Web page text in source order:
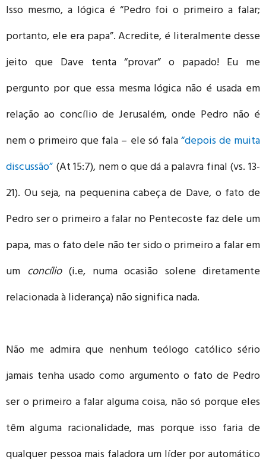
Isso mesmo, a lógica é “Pedro foi o primeiro a falar;
portanto, ele era papa”. Acredite, é literalmente desse
jeito que Dave tenta “provar” o papado! Eu me
pergunto por que essa mesma lógica não é usada em
relação ao concílio de Jerusalém, onde Pedro não é
nem o primeiro que fala – ele só fala“depois de muita
discussão”(At 15:7), nem o que dá a palavra final (vs. 13-
21). Ou seja, na pequenina cabeça de Dave, o fato de
Pedro ser o primeiro a falar no Pentecoste faz dele um
papa, mas o fato dele não ter sido o primeiro a falar em
um concílio (i.e, numa ocasião solene diretamente
relacionada à liderança) não significa nada.
Não me admira que nenhum teólogo católico sério
jamais tenha usado como argumento o fato de Pedro
ser o primeiro a falar alguma coisa, não só porque eles
têm alguma racionalidade, mas porque isso faria de
qualquer pessoa mais faladora um líder por automático